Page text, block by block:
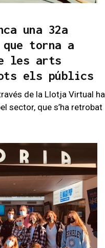
una 32a
torna a
les arts
els públics
de la Llotja Virtual ha
sector, que s’ha retrobat